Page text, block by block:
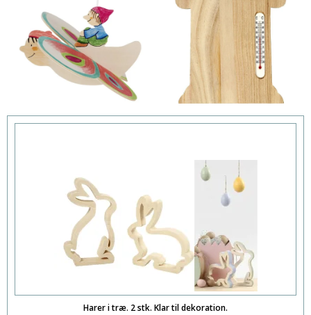
Harer i træ. 2 stk. Klar til dekoration.